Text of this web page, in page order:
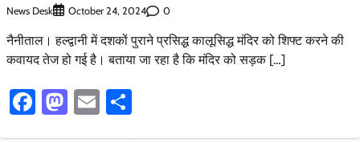
News Desk October 24, 2024 0
नैनीताल। हल्द्वानी में दशकों पुराने प्रसिद्ध कालूसिद्ध मंदिर को शिफ्ट करने की
कवायद तेज हो गई है। बताया जा रहा है कि मंदिर को सड़क […]
Facebook
Mastodon
Email